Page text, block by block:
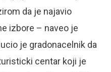
da je najavio
izbore – naveo je
je gradonacelnik da
centar koji je